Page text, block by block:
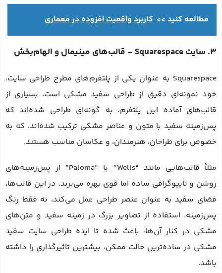
مطالعه کنید >> کاربرد واقعیت افزوده در معماری
3. سایت Squarespace – قالب‌های مینیمال و الهام‌بخش
Squarespace به عنوان یکی از پلتفرم‌های مطرح طراحی سایت،
خود نمونه‌ای دقیق از طراحی سفید مشکی است. بسیاری از
قالب‌های آماده این پلتفرم، به گونه‌ای طراحی شده‌اند که
پس‌زمینه سفید با متون و عناصر مشکی ترکیب شده‌اند، که به
خصوص برای طراحان، هنرمندان، و عکاسان مناسب هستند.
مثلاً قالب‌هایی مانند “Wells” یا “Paloma” از پس‌زمینه‌های
روشن و تایپوگرافی ساده اما قوی بهره می‌برند. در این قالب‌ها،
فضای سفید به عنوان عنصر طراحی عمل می‌کند، نه فقط رنگ
پس‌زمینه. استفاده از تصاویر بزرگ در زمینه سفید و متن‌های
مشکی در کنار آن‌ها، باعث شده تا ایده طراحی سایت سفید
مشکی در ساده‌ترین حالت ممکن، بیشترین تاثیرگذاری را داشته
باشد.